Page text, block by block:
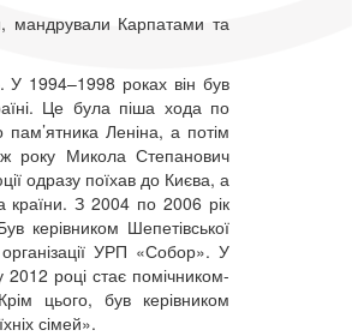
мандрували Карпатами та
У 1994–1998 роках він був
Це була піша хода по
Леніна, а потім
року Микола Степанович
одразу поїхав до Києва, а
країни. З 2004 по 2006 рік
керівником Шепетівської
організації УРП «Собор». У
2012 році стає помічником-
цього, був керівником
сімей».